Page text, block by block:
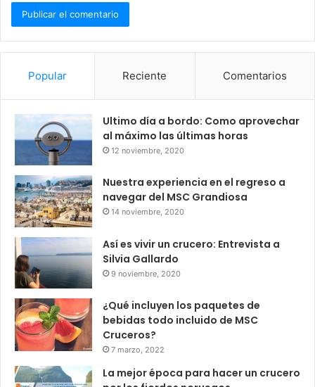
Popular Reciente Comentarios
Ultimo día a bordo: Como aprovechar
al máximo las últimas horas
12 noviembre, 2020
Nuestra experiencia en el regreso a
navegar del MSC Grandiosa
14 noviembre, 2020
Así es vivir un crucero: Entrevista a
Silvia Gallardo
9 noviembre, 2020
¿Qué incluyen los paquetes de
bebidas todo incluido de MSC
Cruceros?
7 marzo, 2022
La mejor época para hacer un crucero